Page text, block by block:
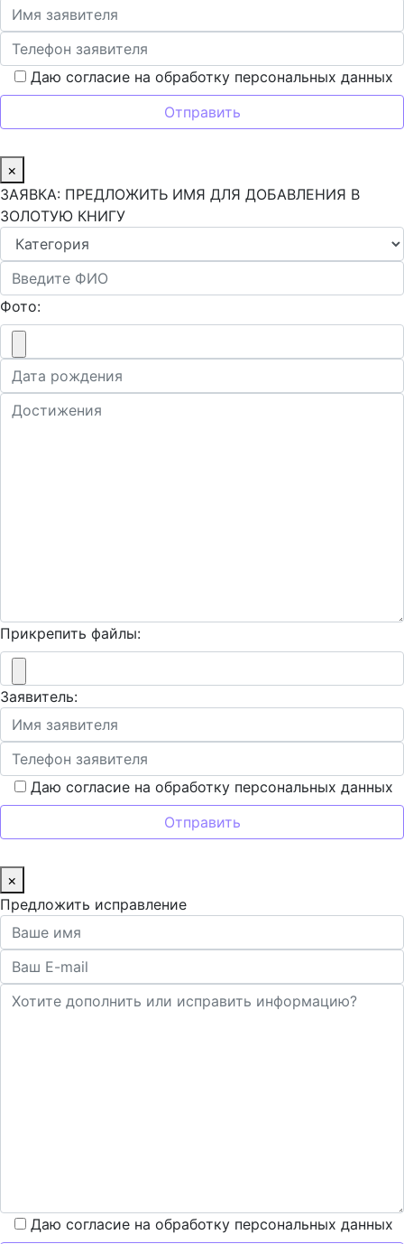
Даю согласие на обработку персональных данных
×
ЗАЯВКА: ПРЕДЛОЖИТЬ ИМЯ ДЛЯ ДОБАВЛЕНИЯ В
ЗОЛОТУЮ КНИГУ
Фото:
Прикрепить файлы:
Заявитель:
Даю согласие на обработку персональных данных
×
Предложить исправление
Даю согласие на обработку персональных данных